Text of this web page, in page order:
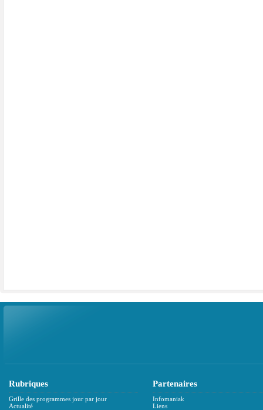
Rubriques
Grille des programmes jour par jour
Actualité
Partenaires
Infomaniak
Liens